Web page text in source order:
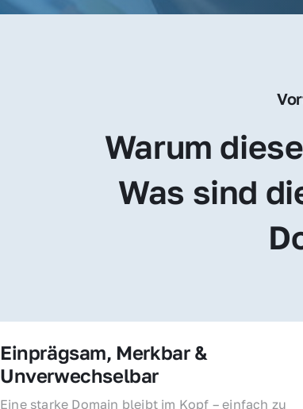
Warum
Was sind
Einprägsam, Merkbar &
Unverwechselbar
Eine starke Domain bleibt im Kopf – einfach zu